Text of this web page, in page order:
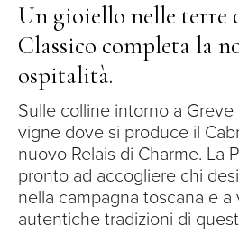
Un gioiello nelle terre
Classico completa la
ospitalità.
Sulle colline intorno a
vigne dove si produce il
nuovo Relais di Charme. La
pronto ad accogliere chi
nella campagna toscana e
autentiche tradizioni di